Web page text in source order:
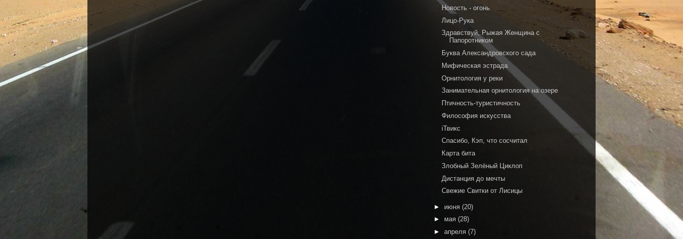
Новость - огонь
Лицо-Рука
Здравствуй, Рыжая Женщина с
Папоротником
Буква Александровского сада
Мифическая эстрада
Орнитология у реки
Занимательная орнитология на озере
Птичность-туристичность
Философия искусства
iТвикс
Спасибо, Кэп, что сосчитал
Карта бита
Злобный Зелёный Циклоп
Дистанция до мечты
Свежие Свитки от Лисицы
► июня (20)
► мая (28)
► апреля (7)